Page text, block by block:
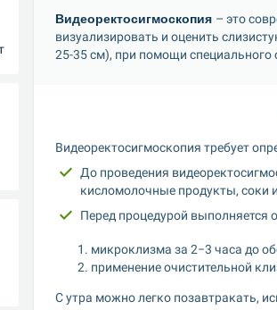
Видеоректосигмоскопия – это
визуализировать и оценить
25-35 см), при помощи специального
Видеоректосигмоскопия требует
До проведения
кисломолочные продукты, соки
Перед процедурой выполняется
микроклизма за 2−3 часа до
применение очистительной
С утра можно легко позавтракать,